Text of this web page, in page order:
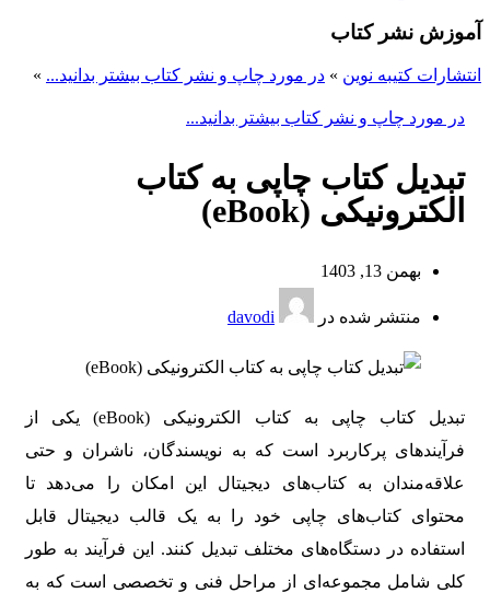
آموزش نشر کتاب
انتشارات کتیبه نوین » در مورد چاپ و نشر کتاب بیشتر بدانید... »
در مورد چاپ و نشر کتاب بیشتر بدانید...
تبدیل کتاب چاپی به کتاب
الکترونیکی (eBook)
بهمن 13, 1403
منتشر شده در davodi
تبدیل کتاب چاپی به کتاب الکترونیکی (eBook) یکی از
فرآیندهای پرکاربرد است که به نویسندگان، ناشران و حتی
علاقه‌مندان به کتاب‌های دیجیتال این امکان را می‌دهد تا
محتوای کتاب‌های چاپی خود را به یک قالب دیجیتال قابل
استفاده در دستگاه‌های مختلف تبدیل کنند. این فرآیند به طور
کلی شامل مجموعه‌ای از مراحل فنی و تخصصی است که به